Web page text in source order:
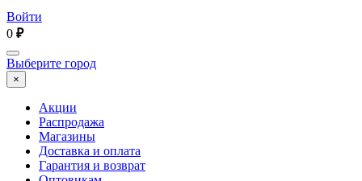
Войти
0 ₽
Выберите город
×
Акции
Распродажа
Магазины
Доставка и оплата
Гарантия и возврат